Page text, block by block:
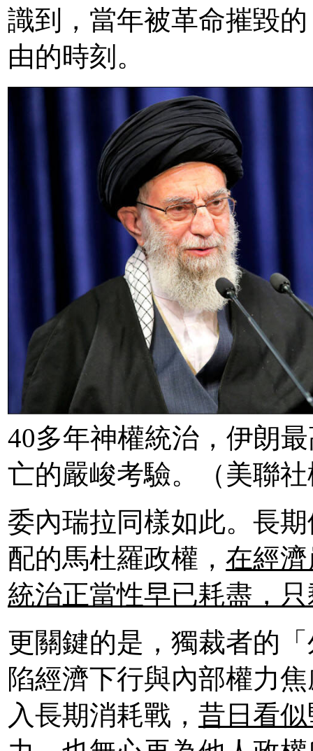
識到，當年被革命摧毀
由的時刻。
40多年神權統治，伊朗
亡的嚴峻考驗。（美聯
委內瑞拉同樣如此。長
配的馬杜羅政權， 在經
統治正當性早已耗盡，
更關鍵的是，獨裁者的
陷經濟下行與內部權力
入長期消耗戰， 昔日看